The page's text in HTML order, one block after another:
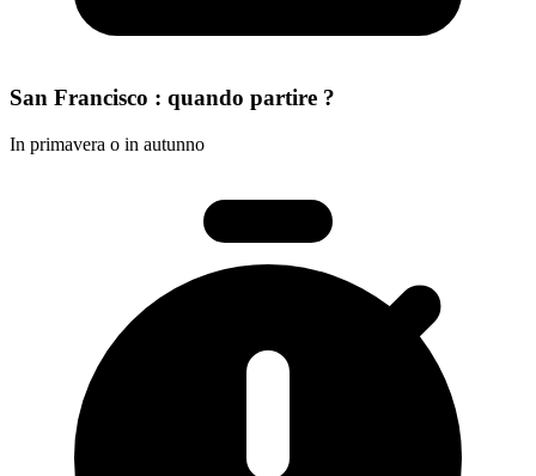
San Francisco : quando partire ?
In primavera o in autunno